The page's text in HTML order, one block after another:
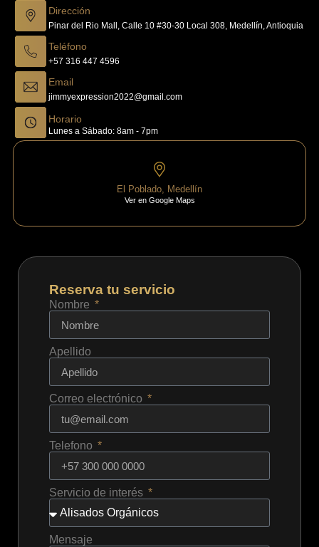
Dirección
Pinar del Rio Mall, Calle 10 #30-30 Local 308, Medellín, Antioquia
Teléfono
+57 316 447 4596
Email
jimmyexpression2022@gmail.com
Horario
Lunes a Sábado: 8am - 7pm
El Poblado, Medellín
Ver en Google Maps
Reserva tu servicio
Nombre
Apellido
Correo electrónico
Telefono
Servicio de interés
Mensaje